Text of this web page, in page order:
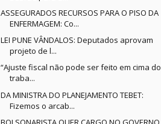
ASSEGURADOS RECURSOS PARA O PISO DA
ENFERMAGEM: Co...
LEI PUNE VÂNDALOS: Deputados aprovam
projeto de l...
“Ajuste fiscal não pode ser feito em cima do
traba...
DA MINISTRA DO PLANEJAMENTO TEBET:
Fizemos o arcab...